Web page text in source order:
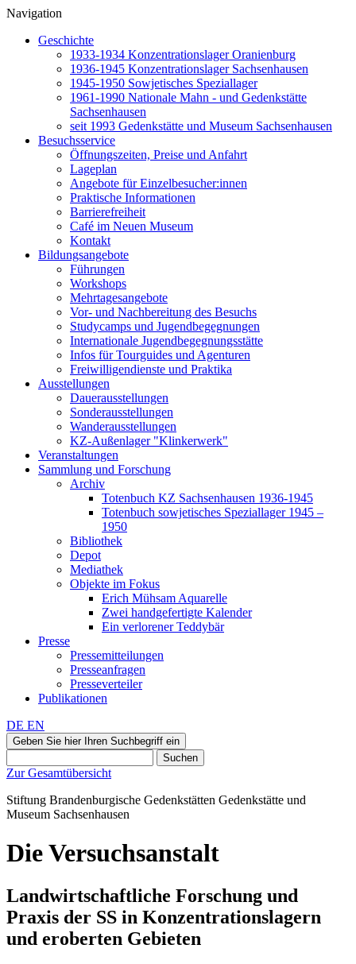
Navigation
Geschichte
1933-1934 Konzentrationslager Oranienburg
1936-1945 Konzentrationslager Sachsenhausen
1945-1950 Sowjetisches Speziallager
1961-1990 Nationale Mahn - und Gedenkstätte
Sachsenhausen
seit 1993 Gedenkstätte und Museum Sachsenhausen
Besuchsservice
Öffnungszeiten, Preise und Anfahrt
Lageplan
Angebote für Einzelbesucher:innen
Praktische Informationen
Barrierefreiheit
Café im Neuen Museum
Kontakt
Bildungsangebote
Führungen
Workshops
Mehrtagesangebote
Vor- und Nachbereitung des Besuchs
Studycamps und Jugendbegegnungen
Internationale Jugendbegegnungsstätte
Infos für Tourguides und Agenturen
Freiwilligendienste und Praktika
Ausstellungen
Dauerausstellungen
Sonderausstellungen
Wanderausstellungen
KZ-Außenlager "Klinkerwerk"
Veranstaltungen
Sammlung und Forschung
Archiv
Totenbuch KZ Sachsenhausen 1936-1945
Totenbuch sowjetisches Speziallager 1945 –
1950
Bibliothek
Depot
Mediathek
Objekte im Fokus
Erich Mühsam Aquarelle
Zwei handgefertigte Kalender
Ein verlorener Teddybär
Presse
Pressemitteilungen
Presseanfragen
Presseverteiler
Publikationen
DE EN
Geben Sie hier Ihren Suchbegriff ein
Suchen
Zur Gesamtübersicht
Stiftung Brandenburgische Gedenkstätten Gedenkstätte und
Museum Sachsenhausen
Die Versuchsanstalt
Landwirtschaftliche Forschung und
Praxis der SS in Konzentrationslagern
und eroberten Gebieten